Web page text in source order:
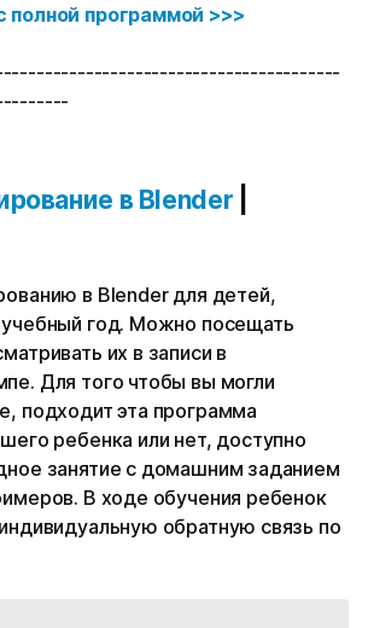
полной программой >>>
в Blender
в Blender для детей,
учебный год. Можно посещать
их в записи в
Для того чтобы вы могли
подходит эта программа
ребенка или нет, доступно
занятие с домашним заданием
В ходе обучения ребенок
обратную связь по